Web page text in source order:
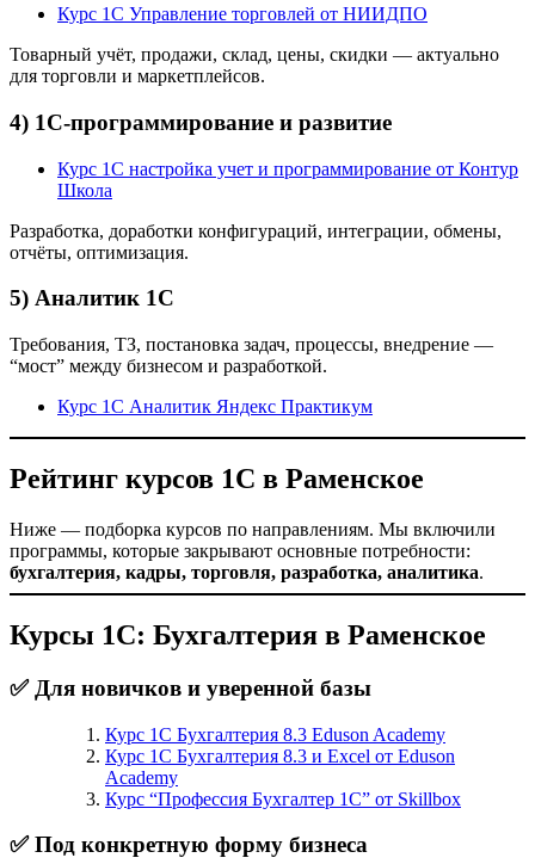
Курс 1С Управление торговлей от НИИДПО
Товарный учёт, продажи, склад, цены, скидки — актуально
для торговли и маркетплейсов.
4) 1С-программирование и развитие
Курс 1С настройка учет и программирование от Контур
Школа
Разработка, доработки конфигураций, интеграции, обмены,
отчёты, оптимизация.
5) Аналитик 1С
Требования, ТЗ, постановка задач, процессы, внедрение —
“мост” между бизнесом и разработкой.
Курс 1С Аналитик Яндекс Практикум
Рейтинг курсов 1С в Раменское
Ниже — подборка курсов по направлениям. Мы включили
программы, которые закрывают основные потребности:
бухгалтерия, кадры, торговля, разработка, аналитика.
Курсы 1С: Бухгалтерия в Раменское
✅ Для новичков и уверенной базы
Курс 1С Бухгалтерия 8.3 Eduson Academy
Курс 1С Бухгалтерия 8.3 и Excel от Eduson
Academy
Курс “Профессия Бухгалтер 1С” от Skillbox
✅ Под конкретную форму бизнеса